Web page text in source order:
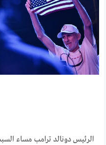
الرئيس دونالد ترامب مساء